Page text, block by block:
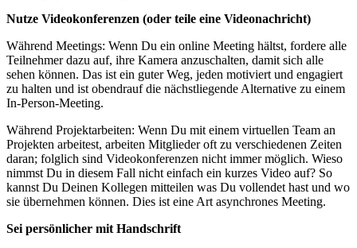
Nutze Videokonferenzen (oder teile eine Videonachricht)
Während Meetings: Wenn Du ein online Meeting hältst, fordere alle
Teilnehmer dazu auf, ihre Kamera anzuschalten, damit sich alle
sehen können. Das ist ein guter Weg, jeden motiviert und engagiert
zu halten und ist obendrauf die nächstliegende Alternative zu einem
In-Person-Meeting.
Während Projektarbeiten: Wenn Du mit einem virtuellen Team an
Projekten arbeitest, arbeiten Mitglieder oft zu verschiedenen Zeiten
daran; folglich sind Videokonferenzen nicht immer möglich. Wieso
nimmst Du in diesem Fall nicht einfach ein kurzes Video auf? So
kannst Du Deinen Kollegen mitteilen was Du vollendet hast und wo
sie übernehmen können. Dies ist eine Art asynchrones Meeting.
Sei persönlicher mit Handschrift